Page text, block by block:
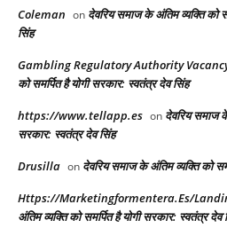
Coleman on देवरिय समाज के अंतिम व्यक्ति को
सिंह
Gambling Regulatory Authority
को समर्पित है योगी सरकार: स्वतंत्र देव सिंह
https://www.tellapp.es on देवरिय समाज
सरकार: स्वतंत्र देव सिंह
Drusilla on देवरिय समाज के अंतिम व्यक्ति को
Https://Marketingformentera.Es/
अंतिम व्यक्ति को समर्पित है योगी सरकार: स्वतंत्र देव